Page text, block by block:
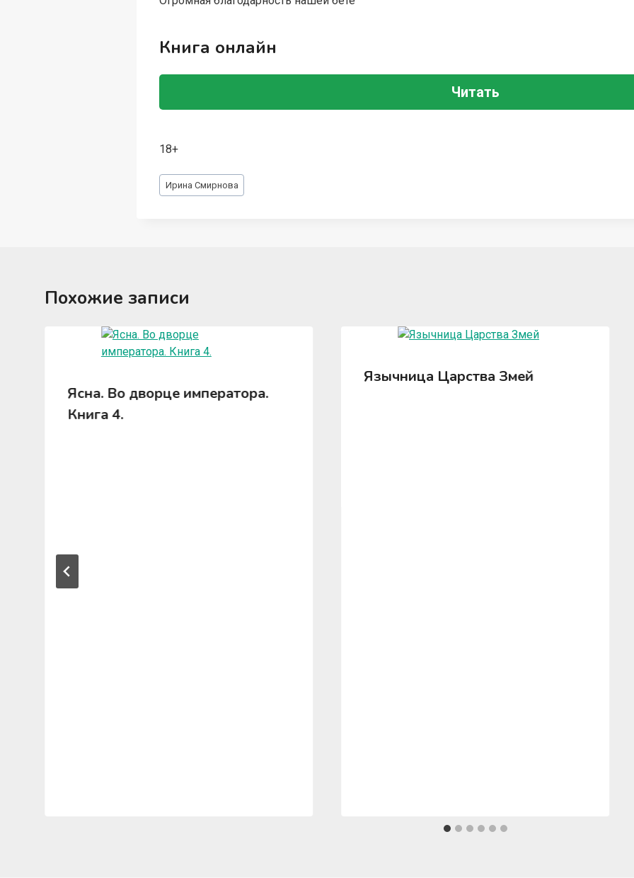
Книга онлайн
Читать
18+
Метки
записи:
Ирина Смирнова
Похожие записи
Ясна. Во дворце императора.
Книга 4.
Язычница Царства Змей